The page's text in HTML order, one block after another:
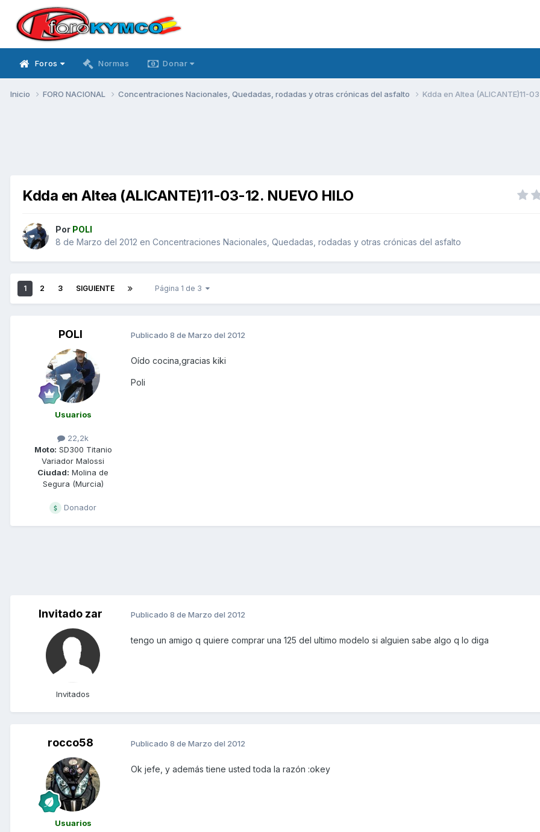
Foros Normas Donar
Inicio FORO NACIONAL Concentraciones Nacionales, Quedadas, rodadas y otras crónicas del asfalto Kdda en Altea (ALICANTE)11-
Kdda en Altea (ALICANTE)11-03-12. NUEVO HILO
Por POLI
8 de Marzo del 2012 en Concentraciones Nacionales, Quedadas, rodadas y otras crónicas del asfalto
1 2 3 SIGUIENTE Página 1 de 3
POLI
Usuarios
22,2k
Moto: SD300 Titanio
Variador Malossi
Ciudad: Molina de
Segura (Murcia)
Donador
Publicado 8 de Marzo del 2012
Oído cocina,gracias kiki
Poli
Invitado zar
Invitados
Publicado 8 de Marzo del 2012
tengo un amigo q quiere comprar una 125 del ultimo modelo si alguien sabe algo q lo diga
rocco58
Usuarios
Publicado 8 de Marzo del 2012
Ok jefe, y además tiene usted toda la razón :okey